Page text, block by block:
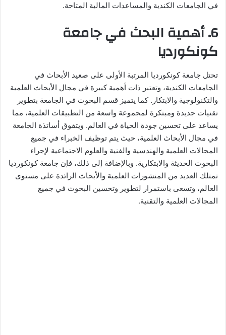
في الجامعات الكندية والمساعدات المالية المتاحة.
6. أهمية البحث في جامعة
كونكورديا
تحتل جامعة كونكورديا المرتبة الأولى على صعيد الأبحاث في
الجامعات الكندية، وتعتبر ذات أهمية كبيرة في مجال الأبحاث العلمية
والتكنولوجية والابتكار. كما يتميز قسم البحوث في الجامعة بتطوير
تقنيات جديدة ومبتكرة لمجموعة واسعة من التطبيقات العلمية، مما
يساعد على تحسين جودة الحياة في العالم. ويتفوق أساتذة الجامعة
في مجال الأبحاث العلمية، حيث يتم توظيف الخبراء في جميع
المجالات العلمية والهندسية والفنية والعلوم الاجتماعية لإجراء
البحوث الحديثة والابتكارية. وبالإضافة إلى ذلك، فإن جامعة كونكورديا
تمتلك العديد من المنشورات العلمية والأبحاث الرائدة على مستوى
العالم، وتسعى باستمرار لتطوير وتحسين البحوث في جميع
المجالات العلمية والتقنية.